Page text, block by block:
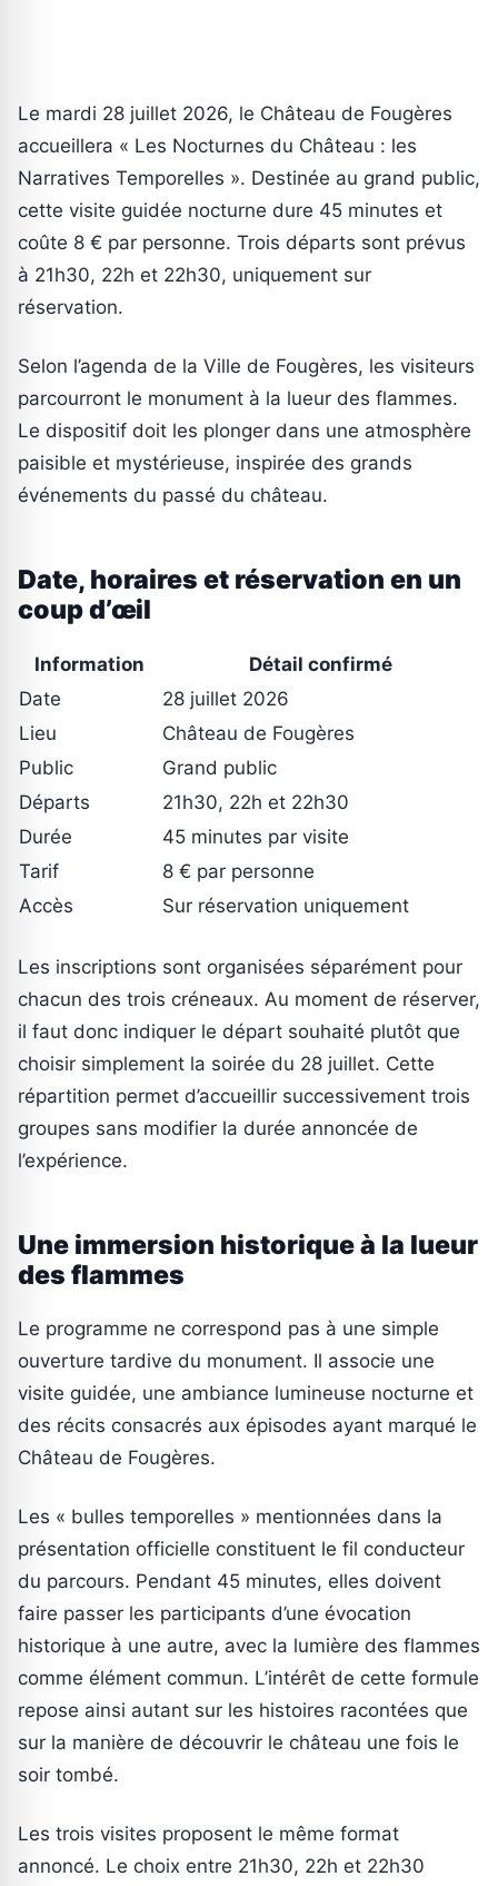
Le mardi 28 juillet 2026, le Château de Fougères
accueillera « Les Nocturnes du Château : les
Narratives Temporelles ». Destinée au grand public,
cette visite guidée nocturne dure 45 minutes et
coûte 8 € par personne. Trois départs sont prévus
à 21h30, 22h et 22h30, uniquement sur
réservation.
Selon l’agenda de la Ville de Fougères, les visiteurs
parcourront le monument à la lueur des flammes.
Le dispositif doit les plonger dans une atmosphère
paisible et mystérieuse, inspirée des grands
événements du passé du château.
Date, horaires et réservation en un
coup d’œil
Information
Détail confirmé
Date
28 juillet 2026
Lieu
Château de Fougères
Public
Grand public
Départs
21h30, 22h et 22h30
Durée
45 minutes par visite
Tarif
8 € par personne
Accès
Sur réservation uniquement
Les inscriptions sont organisées séparément pour
chacun des trois créneaux. Au moment de réserver,
il faut donc indiquer le départ souhaité plutôt que
choisir simplement la soirée du 28 juillet. Cette
répartition permet d’accueillir successivement trois
groupes sans modifier la durée annoncée de
l’expérience.
Une immersion historique à la lueur
des flammes
Le programme ne correspond pas à une simple
ouverture tardive du monument. Il associe une
visite guidée, une ambiance lumineuse nocturne et
des récits consacrés aux épisodes ayant marqué le
Château de Fougères.
Les « bulles temporelles » mentionnées dans la
présentation officielle constituent le fil conducteur
du parcours. Pendant 45 minutes, elles doivent
faire passer les participants d’une évocation
historique à une autre, avec la lumière des flammes
comme élément commun. L’intérêt de cette formule
repose ainsi autant sur les histoires racontées que
sur la manière de découvrir le château une fois le
soir tombé.
Les trois visites proposent le même format
annoncé. Le choix entre 21h30, 22h et 22h30